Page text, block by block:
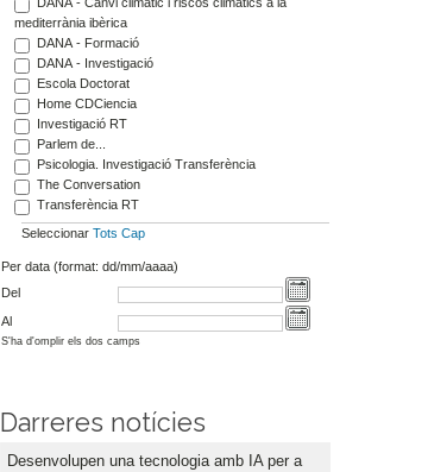
mediterrània ibèrica
DANA - Formació
DANA - Investigació
Escola Doctorat
Home CDCiencia
Investigació RT
Parlem de...
Psicologia. Investigació Transferència
The Conversation
Transferència RT
Seleccionar Tots Cap
Per data (format: dd/mm/aaaa)
Del
Al
S'ha d'omplir els dos camps
Darreres notícies
Desenvolupen una tecnologia amb IA per a